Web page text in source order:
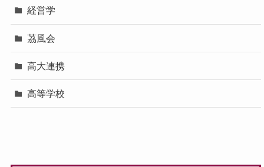
経営学
茘風会
高大連携
高等学校